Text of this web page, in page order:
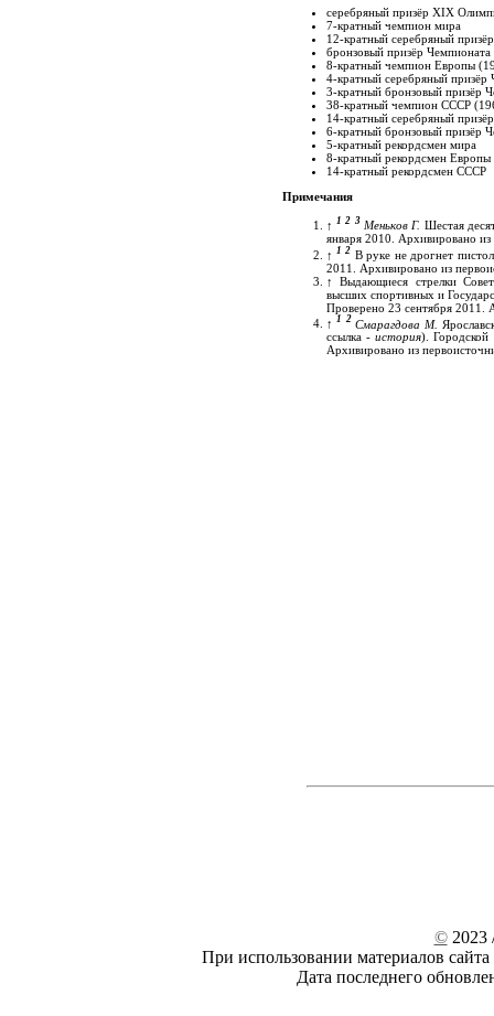
серебряный призёр XIX
7-кратный чемпион мира
12-кратный серебряный
бронзовый призёр
8-кратный чемпион Европы
4-кратный серебряный
3-кратный бронзовый призёр
38-кратный чемпион СССР
14-кратный серебряный
6-кратный бронзовый призёр
5-кратный рекордсмен мира
8-кратный рекордсмен Европы
14-кратный рекордсмен СССР
Примечания
↑ 1 2 3 Меньков Г. Шестая
января 2010. Архивировано
↑ 1 2 В руке не дрогнет
2011. Архивировано из
↑
Выдающиеся стрелки
высших спортивных и
Проверено 23 сентября 2011.
↑1 2 Смарагдова М.
ссылка -история) .
Архивировано из
©2023
При использовании материалов
Дата последнего